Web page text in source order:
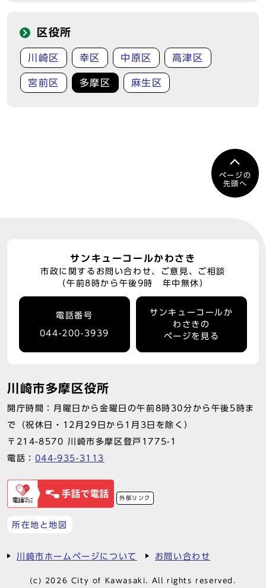
区役所
川崎区 幸区 中原区 高津区
宮前区 多摩区 麻生区
ページの
先頭へ
サンキューコールかわさき
市政に関するお問い合わせ、ご意見、ご相談
（午前8時から午後9時 年中無休）
電話番号
044-200-3939
サンキューコールか
わさきの
ページを見る
川崎市多摩区役所
開庁時間：月曜日から金曜日の午前8時30分から午後5時ま
で（祝休日・12月29日から1月3日を除く）
〒214-8570 川崎市多摩区登戸1775-1
電話： 044-935-3113
外部リンク
所在地と地図
川崎市ホームページについて お問い合わせ
(c) 2026 City of Kawasaki. All rights reserved.